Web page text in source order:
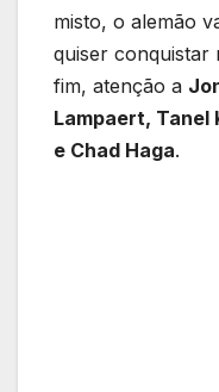
misto, o alemão
quiser conquistar
fim, atenção a
Lampaert, Tanel
e Chad Haga.